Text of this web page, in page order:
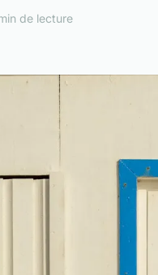
de lecture